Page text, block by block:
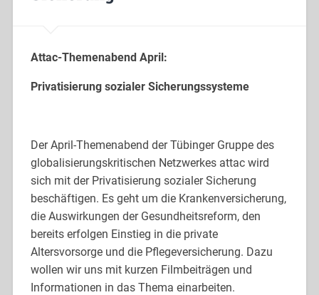
Attac-Themenabend April:
Privatisierung sozialer Sicherungssysteme
Der April-Themenabend der Tübinger Gruppe des
globalisierungskritischen Netzwerkes attac wird
sich mit der Privatisierung sozialer Sicherung
beschäftigen. Es geht um die Krankenversicherung,
die Auswirkungen der Gesundheitsreform, den
bereits erfolgen Einstieg in die private
Altersvorsorge und die Pflegeversicherung. Dazu
wollen wir uns mit kurzen Filmbeiträgen und
Informationen in das Thema einarbeiten.